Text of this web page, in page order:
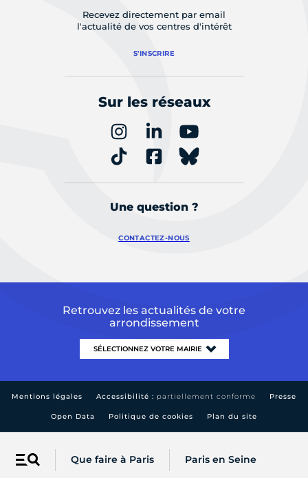
Menu Que faire à Paris Paris en Seine
Recevez directement par email
l'actualité de vos centres d'intérêt
S'INSCRIRE
Sur les réseaux
Une question ?
CONTACTEZ-NOUS
Retrouvez les actualités de votre
arrondissement
Mentions légales Accessibilité : partiellement conforme Presse
Open Data Politique de cookies Plan du site